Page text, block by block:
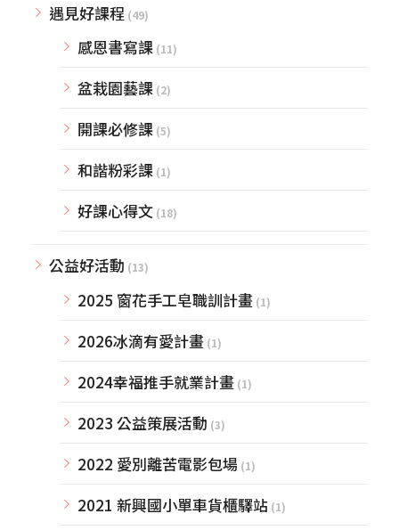
遇見好課程 (49)
感恩書寫課 (11)
盆栽園藝課 (2)
開課必修課 (5)
和諧粉彩課 (1)
好課心得文 (18)
公益好活動 (13)
2025 窗花手工皂職訓計畫 (1)
2026冰滴有愛計畫 (1)
2024幸福推手就業計畫 (1)
2023 公益策展活動 (3)
2022 愛別離苦電影包場 (1)
2021 新興國小單車貨櫃驛站 (1)